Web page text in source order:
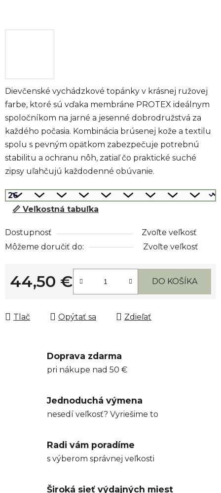
Dievčenské vychádzkové topánky v krásnej ružovej
farbe, ktoré sú vďaka membráne PROTEX ideálnym
spoločníkom na jarné a jesenné dobrodružstvá za
každého počasia. Kombinácia brúsenej kože a textilu
spolu s pevným opätkom zabezpečuje potrebnú
stabilitu a ochranu nôh, zatiaľ čo praktické suché
zipsy uľahčujú každodenné obúvanie.
📏 Veľkostná tabuľka
Dostupnosť
Zvoľte veľkosť
Môžeme doručiť do:
Zvoľte veľkosť
44,50 €
Jednotková cena:
DO KOŠÍKA
Tlač Opýtať sa Zdieľať
Doprava zdarma
pri nákupe nad 50 €
Jednoduchá výmena
nesedí veľkosť? Vyriešime to
Radi vám poradíme
s výberom správnej veľkosti
Široká sieť výdajných miest